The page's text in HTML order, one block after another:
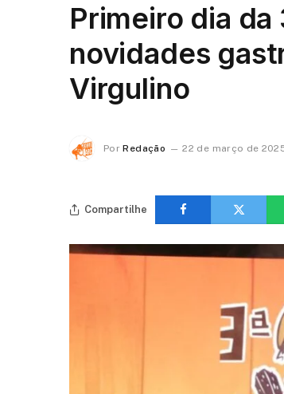
Primeiro dia
novidades
Virgulino
Por Redação 22 de março de
Compartilhe